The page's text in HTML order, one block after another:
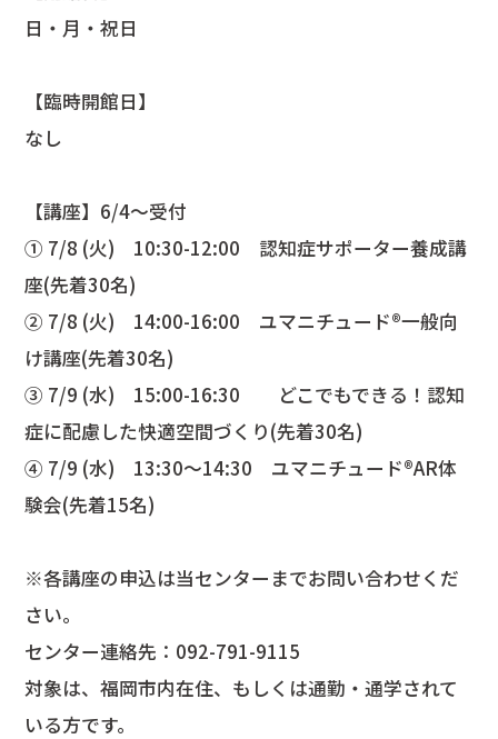
日・月・祝日
【臨時開館日】
なし
【講座】6/4～受付
① 7/8 (火) 10:30-12:00 認知症サポーター養成講
座(先着30名)
② 7/8 (火) 14:00-16:00 ユマニチュード®一般向
け講座(先着30名)
③ 7/9 (水) 15:00-16:30 どこでもできる！認知
症に配慮した快適空間づくり(先着30名)
④ 7/9 (水) 13:30～14:30 ユマニチュード®AR体
験会(先着15名)
※各講座の申込は当センターまでお問い合わせくだ
さい。
センター連絡先：092-791-9115
対象は、福岡市内在住、もしくは通勤・通学されて
いる方です。